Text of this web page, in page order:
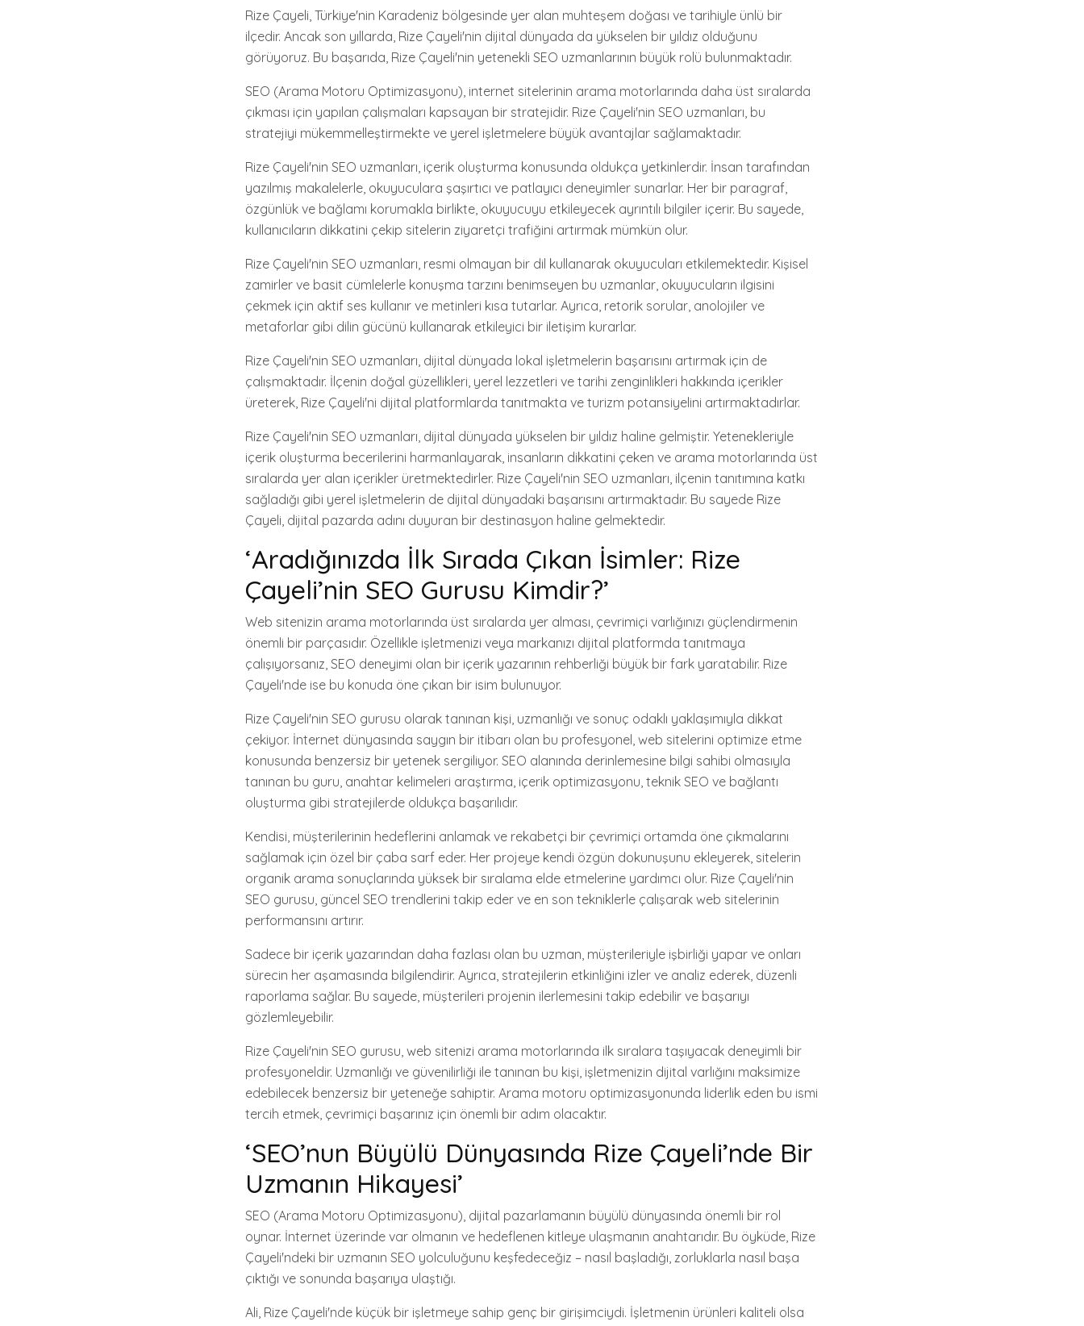
Rize Çayeli, Türkiye'nin Karadeniz bölgesinde yer alan muhteşem doğası ve tarihiyle ünlü bir
ilçedir. Ancak son yıllarda, Rize Çayeli'nin dijital dünyada da yükselen bir yıldız olduğunu
görüyoruz. Bu başarıda, Rize Çayeli'nin yetenekli SEO uzmanlarının büyük rolü bulunmaktadır.
SEO (Arama Motoru Optimizasyonu), internet sitelerinin arama motorlarında daha üst sıralarda
çıkması için yapılan çalışmaları kapsayan bir stratejidir. Rize Çayeli'nin SEO uzmanları, bu
stratejiyi mükemmelleştirmekte ve yerel işletmelere büyük avantajlar sağlamaktadır.
Rize Çayeli'nin SEO uzmanları, içerik oluşturma konusunda oldukça yetkinlerdir. İnsan tarafından
yazılmış makalelerle, okuyuculara şaşırtıcı ve patlayıcı deneyimler sunarlar. Her bir paragraf,
özgünlük ve bağlamı korumakla birlikte, okuyucuyu etkileyecek ayrıntılı bilgiler içerir. Bu sayede,
kullanıcıların dikkatini çekip sitelerin ziyaretçi trafiğini artırmak mümkün olur.
Rize Çayeli'nin SEO uzmanları, resmi olmayan bir dil kullanarak okuyucuları etkilemektedir. Kişisel
zamirler ve basit cümlelerle konuşma tarzını benimseyen bu uzmanlar, okuyucuların ilgisini
çekmek için aktif ses kullanır ve metinleri kısa tutarlar. Ayrıca, retorik sorular, anolojiler ve
metaforlar gibi dilin gücünü kullanarak etkileyici bir iletişim kurarlar.
Rize Çayeli'nin SEO uzmanları, dijital dünyada lokal işletmelerin başarısını artırmak için de
çalışmaktadır. İlçenin doğal güzellikleri, yerel lezzetleri ve tarihi zenginlikleri hakkında içerikler
üreterek, Rize Çayeli'ni dijital platformlarda tanıtmakta ve turizm potansiyelini artırmaktadırlar.
Rize Çayeli'nin SEO uzmanları, dijital dünyada yükselen bir yıldız haline gelmiştir. Yetenekleriyle
içerik oluşturma becerilerini harmanlayarak, insanların dikkatini çeken ve arama motorlarında üst
sıralarda yer alan içerikler üretmektedirler. Rize Çayeli'nin SEO uzmanları, ilçenin tanıtımına katkı
sağladığı gibi yerel işletmelerin de dijital dünyadaki başarısını artırmaktadır. Bu sayede Rize
Çayeli, dijital pazarda adını duyuran bir destinasyon haline gelmektedir.
‘Aradığınızda İlk Sırada Çıkan İsimler: Rize
Çayeli’nin SEO Gurusu Kimdir?’
Web sitenizin arama motorlarında üst sıralarda yer alması, çevrimiçi varlığınızı güçlendirmenin
önemli bir parçasıdır. Özellikle işletmenizi veya markanızı dijital platformda tanıtmaya
çalışıyorsanız, SEO deneyimi olan bir içerik yazarının rehberliği büyük bir fark yaratabilir. Rize
Çayeli'nde ise bu konuda öne çıkan bir isim bulunuyor.
Rize Çayeli'nin SEO gurusu olarak tanınan kişi, uzmanlığı ve sonuç odaklı yaklaşımıyla dikkat
çekiyor. İnternet dünyasında saygın bir itibarı olan bu profesyonel, web sitelerini optimize etme
konusunda benzersiz bir yetenek sergiliyor. SEO alanında derinlemesine bilgi sahibi olmasıyla
tanınan bu guru, anahtar kelimeleri araştırma, içerik optimizasyonu, teknik SEO ve bağlantı
oluşturma gibi stratejilerde oldukça başarılıdır.
Kendisi, müşterilerinin hedeflerini anlamak ve rekabetçi bir çevrimiçi ortamda öne çıkmalarını
sağlamak için özel bir çaba sarf eder. Her projeye kendi özgün dokunuşunu ekleyerek, sitelerin
organik arama sonuçlarında yüksek bir sıralama elde etmelerine yardımcı olur. Rize Çayeli'nin
SEO gurusu, güncel SEO trendlerini takip eder ve en son tekniklerle çalışarak web sitelerinin
performansını artırır.
Sadece bir içerik yazarından daha fazlası olan bu uzman, müşterileriyle işbirliği yapar ve onları
sürecin her aşamasında bilgilendirir. Ayrıca, stratejilerin etkinliğini izler ve analiz ederek, düzenli
raporlama sağlar. Bu sayede, müşterileri projenin ilerlemesini takip edebilir ve başarıyı
gözlemleyebilir.
Rize Çayeli'nin SEO gurusu, web sitenizi arama motorlarında ilk sıralara taşıyacak deneyimli bir
profesyoneldir. Uzmanlığı ve güvenilirliği ile tanınan bu kişi, işletmenizin dijital varlığını maksimize
edebilecek benzersiz bir yeteneğe sahiptir. Arama motoru optimizasyonunda liderlik eden bu ismi
tercih etmek, çevrimiçi başarınız için önemli bir adım olacaktır.
‘SEO’nun Büyülü Dünyasında Rize Çayeli’nde Bir
Uzmanın Hikayesi’
SEO (Arama Motoru Optimizasyonu), dijital pazarlamanın büyülü dünyasında önemli bir rol
oynar. İnternet üzerinde var olmanın ve hedeflenen kitleye ulaşmanın anahtarıdır. Bu öyküde, Rize
Çayeli'ndeki bir uzmanın SEO yolculuğunu keşfedeceğiz – nasıl başladığı, zorluklarla nasıl başa
çıktığı ve sonunda başarıya ulaştığı.
Ali, Rize Çayeli'nde küçük bir işletmeye sahip genç bir girişimciydi. İşletmenin ürünleri kaliteli olsa